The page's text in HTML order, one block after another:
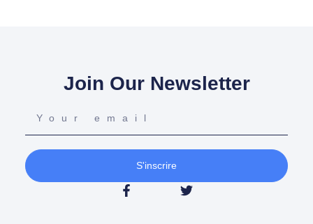
Join Our Newsletter
S'inscrire